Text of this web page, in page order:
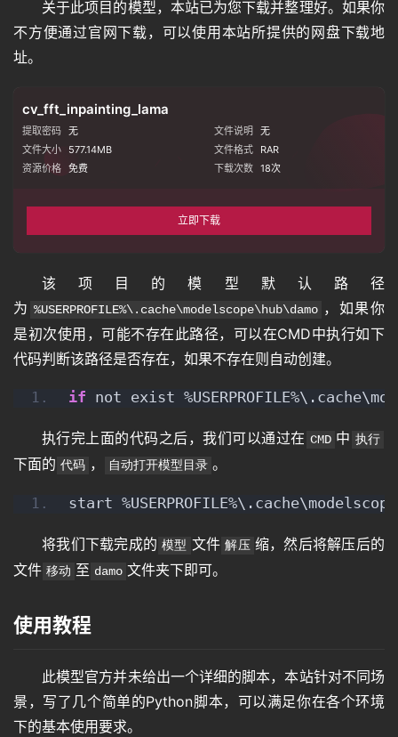
关于此项目的模型，本站已为您下载并整理好。如果你
不方便通过官网下载，可以使用本站所提供的网盘下载地
址。
cv_fft_inpainting_lama
提取密码 无 文件说明
无
文件大小
577.14MB 文件格式
RAR
资源价格 免费 下载次数 18次
立即下载
该项目的模型默认路径
为 %USERPROFILE%\.cache\modelscope\hub\damo ，如果你
是初次使用，可能不存在此路径，可以在CMD中执行如下
代码判断该路径是否存在，如果不存在则自动创建。
if not exist
执行完上面的代码之后，我们可以通过在 CMD 中 执行
下面的 代码 ， 自动打开模型目录 。
start
将我们下载完成的 模型 文件 解压 缩，然后将解压后的
文件 移动 至 damo 文件夹下即可。
使用教程
此模型官方并未给出一个详细的脚本，本站针对不同场
景，写了几个简单的Python脚本，可以满足你在各个环境
下的基本使用要求。